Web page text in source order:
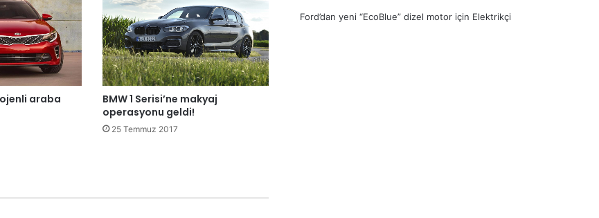
araba
BMW 1 Serisi’ne makyaj
operasyonu geldi!
25 Temmuz 2017
Ford’dan yeni “EcoBlue” dizel motor için Elektrikçi